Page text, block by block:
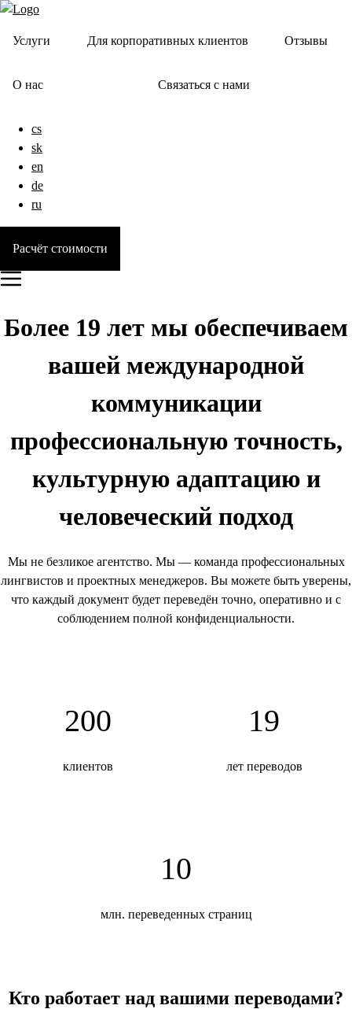
Услуги Для корпоративных клиентов Отзывы
О нас Связаться с нами
cs
sk
en
de
ru
Расчёт стоимости
Более 19 лет мы обеспечиваем
вашей международной
коммуникации
профессиональную точность,
культурную адаптацию и
человеческий подход
Мы не безликое агентство. Мы — команда профессиональных
лингвистов и проектных менеджеров. Вы можете быть уверены,
что каждый документ будет переведён точно, оперативно и с
соблюдением полной конфиденциальности.
200
клиентов
19
лет переводов
10
млн. переведенных страниц
Кто работает над вашими переводами?